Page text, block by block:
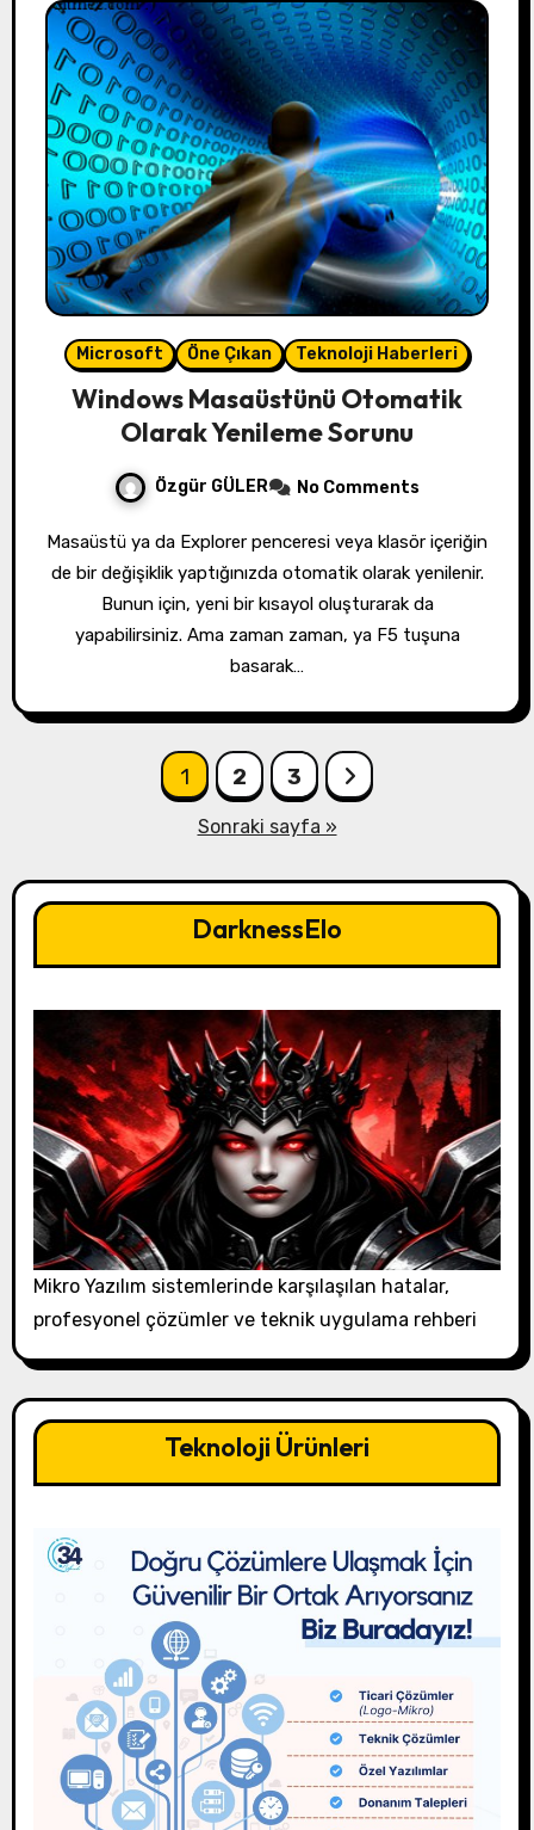
Microsoft Öne Çıkan Teknoloji Haberleri
Windows Masaüstünü Otomatik
Olarak Yenileme Sorunu
Özgür GÜLER No Comments
Masaüstü ya da Explorer penceresi veya klasör içeriğin
de bir değişiklik yaptığınızda otomatik olarak yenilenir.
Bunun için, yeni bir kısayol oluşturarak da
yapabilirsiniz. Ama zaman zaman, ya F5 tuşuna
basarak…
sayfalandırması
1 2 3
Sonraki sayfa »
DarknessElo
Mikro Yazılım sistemlerinde karşılaşılan hatalar,
profesyonel çözümler ve teknik uygulama rehberi
Teknoloji Ürünleri